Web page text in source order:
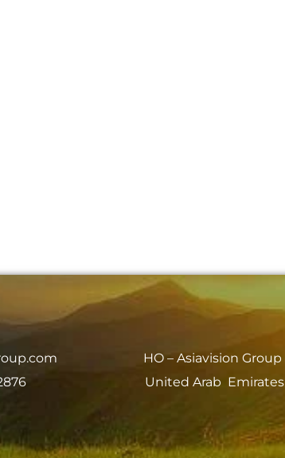
HO – Asiavision Group
United Arab Emirates